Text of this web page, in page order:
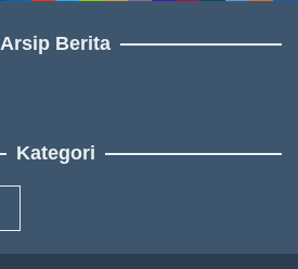
Arsip Berita
Kategori